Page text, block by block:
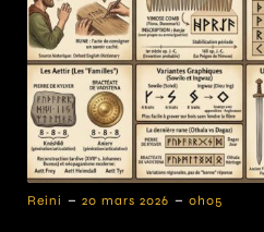
Reini - 20 mars 2026 - 0h05